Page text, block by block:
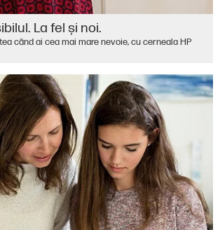
La fel şi noi.
când ai cea mai mare nevoie, cu cerneala HP